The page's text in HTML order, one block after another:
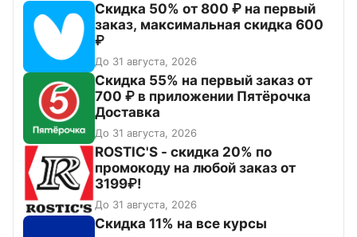
Скидка 50% от 800 ₽ на первый
заказ, максимальная скидка 600
₽
До 31 августа, 2026
Скидка 55% на первый заказ от
700 ₽ в приложении Пятёрочка
Доставка
До 31 августа, 2026
ROSTIC'S - скидка 20% по
промокоду на любой заказ от
3199₽!
До 31 августа, 2026
Скидка 11% на все курсы